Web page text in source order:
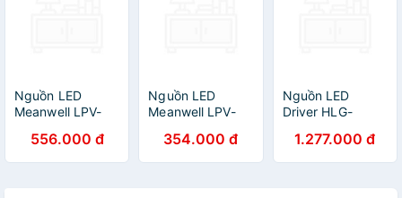
Nguồn LED
Meanwell LPV-
100W 8.5A),
Hàng chính hãng
556.000 đ
Nguồn LED
Meanwell LPV-
5A), Hàng chính
hãng
354.000 đ
Nguồn LED
Driver HLG-
Meanwell (96W
24V 24V), Hàng
1.277.000 đ